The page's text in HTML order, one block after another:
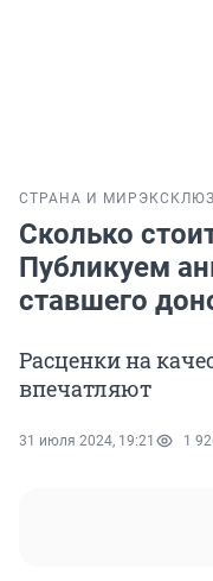
СТРАНА И МИР
Сколько
Публикуем
ставшего
Расценки на
впечатляют
31 июля 2024, 19:21 1